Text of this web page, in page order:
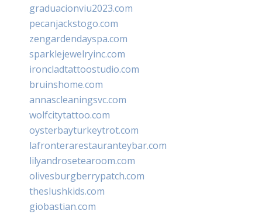
graduacionviu2023.com
pecanjackstogo.com
zengardendayspa.com
sparklejewelryinc.com
ironcladtattoostudio.com
bruinshome.com
annascleaningsvc.com
wolfcitytattoo.com
oysterbayturkeytrot.com
lafronterarestauranteybar.com
lilyandrosetearoom.com
olivesburgberrypatch.com
theslushkids.com
giobastian.com